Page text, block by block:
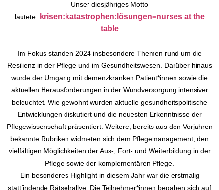
Unser diesjähriges Motto
lautete: krisen:katastrophen:lösungen=nurses at the
table
Im Fokus standen 2024 insbesondere Themen rund um die
Resilienz in der Pflege und im Gesundheitswesen. Darüber hinaus
wurde der Umgang mit demenzkranken Patient*innen sowie die
aktuellen Herausforderungen in der Wundversorgung intensiver
beleuchtet. Wie gewohnt wurden aktuelle gesundheitspolitische
Entwicklungen diskutiert und die neuesten Erkenntnisse der
Pflegewissenschaft präsentiert. Weitere, bereits aus den Vorjahren
bekannte Rubriken widmeten sich dem Pflegemanagement, den
vielfältigen Möglichkeiten der Aus-, Fort- und Weiterbildung in der
Pflege sowie der komplementären Pflege.
Ein besonderes Highlight in diesem Jahr war die erstmalig
stattfindende Rätselrallye. Die Teilnehmer*innen begaben sich auf